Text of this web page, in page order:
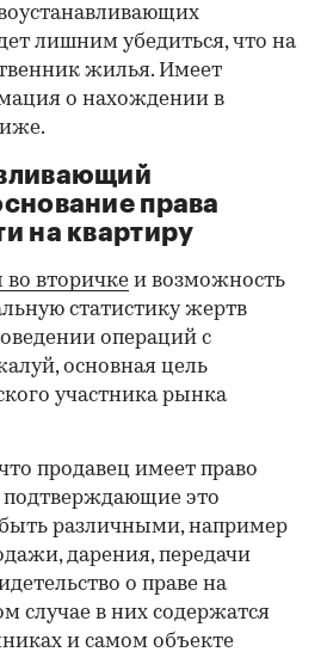
лишним убедиться, что на
жилья. Имеет
о нахождении в
права
на квартиру
во вторичке и возможность
статистику жертв
операций с
основная цель
участника рынка
продавец имеет право
подтверждающие это
различными, например
дарения, передачи
о праве на
случае в них содержатся
и самом объекте